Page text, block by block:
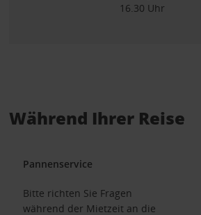
16.30 Uhr
Während Ihrer Reise
Pannenservice
Bitte richten Sie Fragen
während der Mietzeit an die